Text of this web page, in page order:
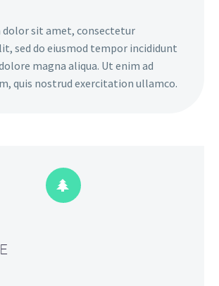
dolor sit amet, consectetur
sed do eiusmod tempor incididunt
magna aliqua. Ut enim ad
quis nostrud exercitation ullamco.

